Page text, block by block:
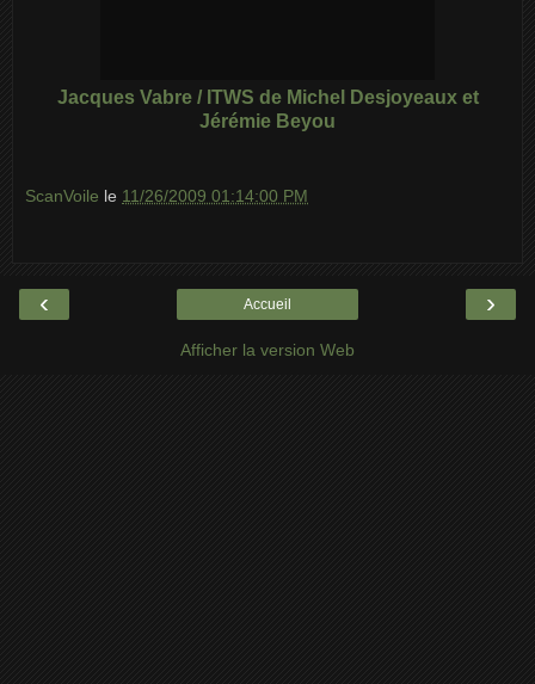
Jacques Vabre / ITWS de Michel Desjoyeaux et
Jérémie Beyou
ScanVoile le 11/26/2009 01:14:00 PM
‹ ›
Accueil
Afficher la version Web